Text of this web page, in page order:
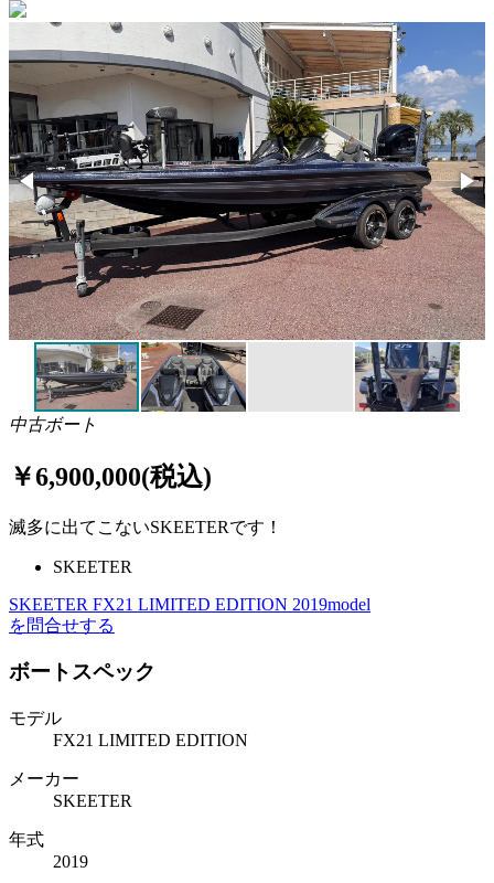
中古ボート
￥6,900,000(税込)
滅多に出てこないSKEETERです！
SKEETER
SKEETER FX21 LIMITED EDITION 2019model
を問合せする
ボートスペック
モデル
FX21 LIMITED EDITION
メーカー
SKEETER
年式
2019